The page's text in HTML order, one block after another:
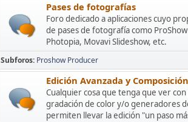
Pases de fotografías
Foro dedicado a aplicaciones cuyo
de pases de fotografía como ProShow
Photopia, Movavi Slideshow, etc.
Subforos Proshow Producer
Edición Avanzada y
Cualquier cosa que tenga que ver
gradación de color y/o generadores
permiten llevar la edición "un paso